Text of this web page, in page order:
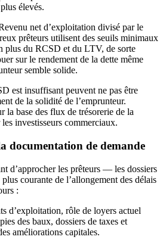
élevés.
net d’exploitation divisé par le
prêteurs utilisent des seuils minimaux
plus du RCSD et du LTV, de sorte
sur le rendement de la dette même
semble solide.
est insuffisant peuvent ne pas être
de la solidité de l’emprunteur.
la base des flux de trésorerie de la
investisseurs commerciaux.
documentation de demande
d’approcher les prêteurs — les dossiers
courante de l’allongement des délais
:
d’exploitation, rôle de loyers actuel
des baux, dossiers de taxes et
améliorations capitales.